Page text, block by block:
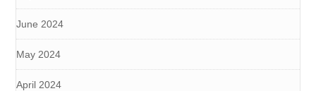
June 2024
May 2024
April 2024